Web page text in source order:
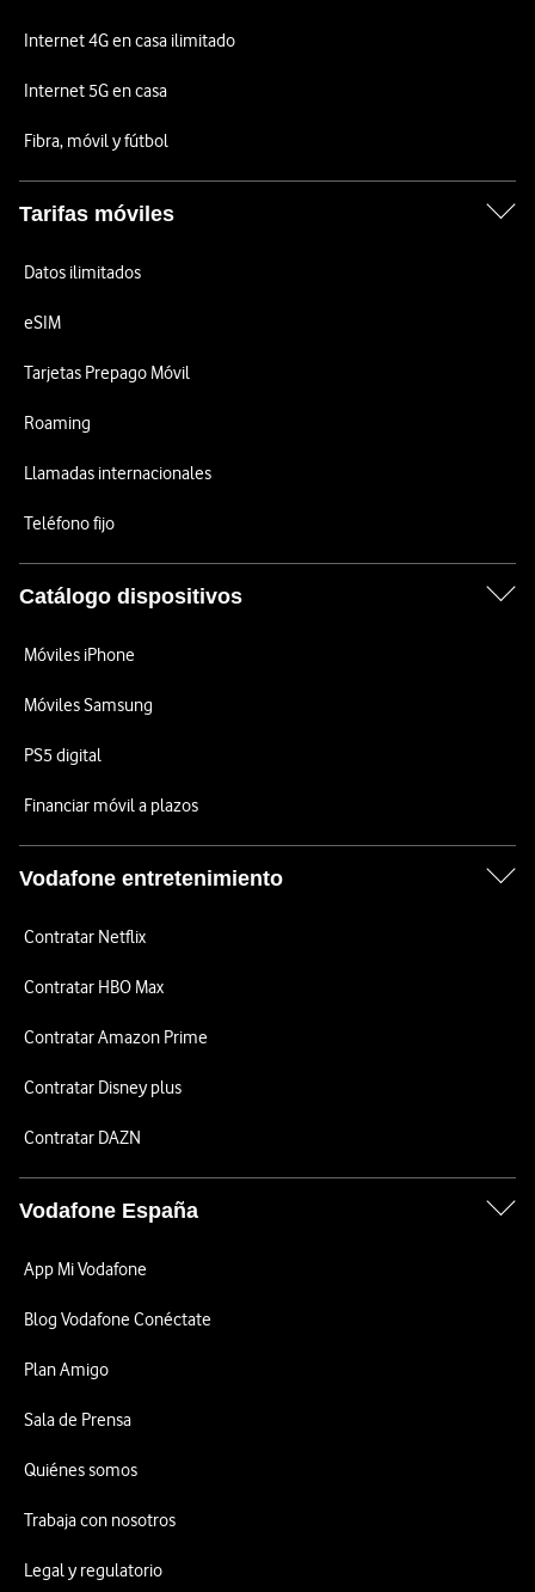
Internet 4G en casa ilimitado
Internet 5G en casa
Fibra, móvil y fútbol
Tarifas móviles
Datos ilimitados
eSIM
Tarjetas Prepago Móvil
Roaming
Llamadas internacionales
Teléfono fijo
Catálogo dispositivos
Móviles iPhone
Móviles Samsung
PS5 digital
Financiar móvil a plazos
Vodafone entretenimiento
Contratar Netflix
Contratar HBO Max
Contratar Amazon Prime
Contratar Disney plus
Contratar DAZN
Vodafone España
App Mi Vodafone
Blog Vodafone Conéctate
Plan Amigo
Sala de Prensa
Quiénes somos
Trabaja con nosotros
Legal y regulatorio